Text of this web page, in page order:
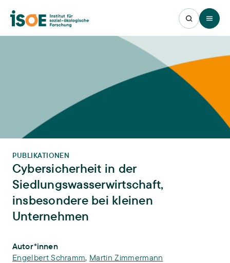
Open
PUBLIKATIONEN
Cybersicherheit in der
Siedlungswasserwirtschaft,
insbesondere bei kleinen
Unternehmen
Publikations-Infos
Autor*innen
Engelbert Schramm, Martin Zimmermann